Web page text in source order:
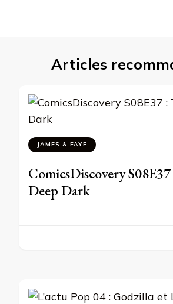
Articles
JAMES & FAYE
ComicsDiscovery
Deep Dark